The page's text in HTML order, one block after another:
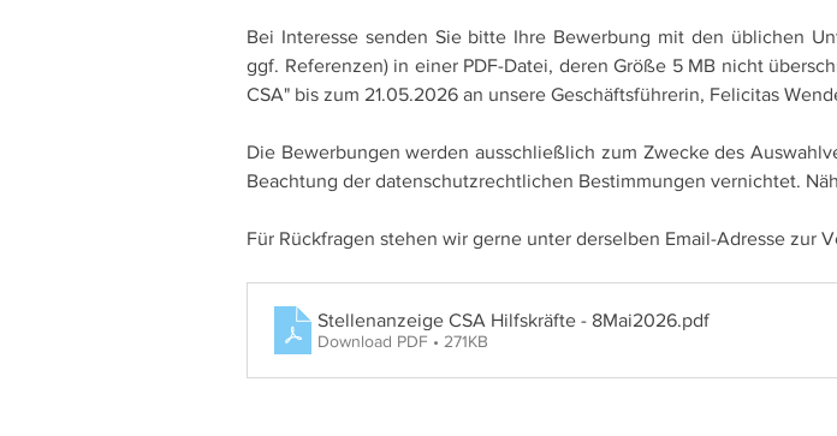
Bei Interesse senden Sie bitte Ihre Bewerbung mit den üblichen
ggf. Referenzen) in einer PDF-Datei, deren Größe 5 MB nicht
CSA" bis zum 21.05.2026 an unsere Geschäftsführerin, Felicitas
Die Bewerbungen werden ausschließlich zum Zwecke des
Beachtung der datenschutzrechtlichen Bestimmungen vernichtet.
Für Rückfragen stehen wir gerne unter derselben Email-Adresse zur
Stellenanzeige CSA Hilfskräfte - 8Mai2026.pdf
Download PDF • 271KB